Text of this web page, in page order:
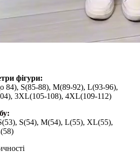
фігури:
84), S(85-88), M(89-92), L(93-96),
3XL(105-108), 4XL(109-112)
S(54), M(54), L(55), XL(55),